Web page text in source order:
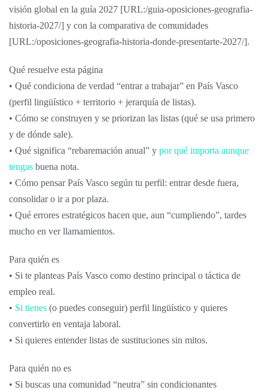
visión global en la guía 2027 [URL:/guia-oposiciones-geografia-
historia-2027/] y con la comparativa de comunidades
[URL:/oposiciones-geografia-historia-donde-presentarte-2027/].
Qué resuelve esta página
• Qué condiciona de verdad “entrar a trabajar” en País Vasco
(perfil lingüístico + territorio + jerarquía de listas).
• Cómo se construyen y se priorizan las listas (qué se usa primero
y de dónde sale).
• Qué significa “rebaremación anual” y por qué importa aunque
tengas buena nota.
• Cómo pensar País Vasco según tu perfil: entrar desde fuera,
consolidar o ir a por plaza.
• Qué errores estratégicos hacen que, aun “cumpliendo”, tardes
mucho en ver llamamientos.
Para quién es
• Si te planteas País Vasco como destino principal o táctica de
empleo real.
• Si tienes (o puedes conseguir) perfil lingüístico y quieres
convertirlo en ventaja laboral.
• Si quieres entender listas de sustituciones sin mitos.
Para quién no es
• Si buscas una comunidad “neutra” sin condicionantes